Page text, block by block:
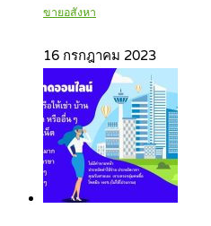
ขายอสังหา
16 กรกฎาคม 2023